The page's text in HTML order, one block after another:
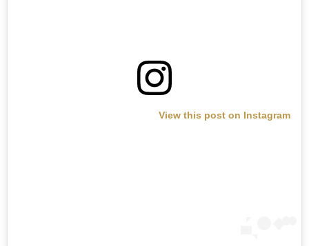
View this post on Instagram